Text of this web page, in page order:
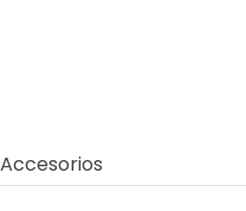
Accesorios